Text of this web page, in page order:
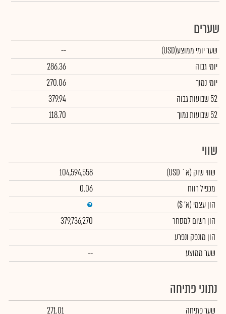
שערים
שער יומי ממוצע(USD)
--
יומי גבוה
286.36
יומי נמוך
270.06
52 שבועות גבוה
379.94
52 שבועות נמוך
118.70
שווי
שווי שוק (א` USD)
104,594,558
מכפיל רווח
0.06
הון עצמי (א' $)
הון רשום למסחר
379,736,270
הון מונפק ונפרע
שער ממוצע
--
נתוני פתיחה
שער פתיחה 271.01